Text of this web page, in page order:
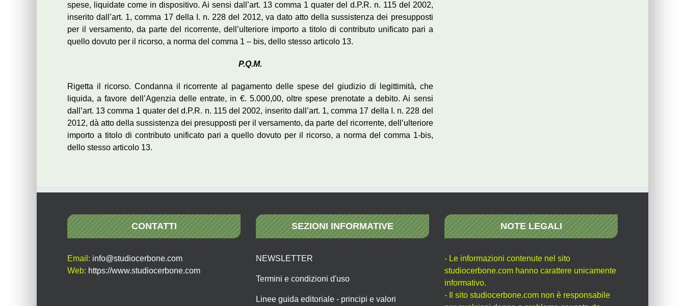
spese, liquidate come in dispositivo. Ai sensi dall’art. 13 comma 1 quater del d.P.R. n. 115 del 2002,
inserito dall’art. 1, comma 17 della I. n. 228 del 2012, va dato atto della sussistenza dei presupposti
per il versamento, da parte del ricorrente, dell’ulteriore importo a titolo di contributo unificato pari a
quello dovuto per il ricorso, a norma del comma 1 – bis, dello stesso articolo 13.
P.Q.M.
Rigetta il ricorso. Condanna il ricorrente al pagamento delle spese del giudizio di legittimità, che
liquida, a favore dell’Agenzia delle entrate, in €. 5.000,00, oltre spese prenotate a debito. Ai sensi
dall’art. 13 comma 1 quater del d.P.R. n. 115 del 2002, inserito dall’art. 1, comma 17 della I. n. 228 del
2012, dà atto della sussistenza dei presupposti per il versamento, da parte del ricorrente, dell’ulteriore
importo a titolo di contributo unificato pari a quello dovuto per il ricorso, a norma del comma 1-bis,
dello stesso articolo 13.
CONTATTI
Email: info@studiocerbone.com
Web: https://www.studiocerbone.com
SEZIONI INFORMATIVE
NEWSLETTER
Termini e condizioni d'uso
Linee guida editoriale - principi e valori
NOTE LEGALI
- Le informazioni contenute nel sito
studiocerbone.com hanno carattere unicamente
informativo.
- Il sito studiocerbone.com non è responsabile